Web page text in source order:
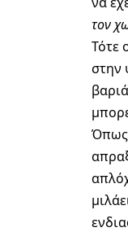
τον
Τότε
στην
Όπως